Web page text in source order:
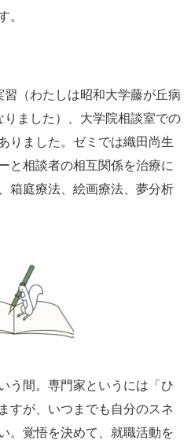
。
（わたしは昭和大学藤が丘病
ました）、大学院相談室での
りました。ゼミでは織田尚生
と相談者の相互関係を治療に
箱庭療法、絵画療法、夢分析
う間。専門家というには「ひ
すが、いつまでも自分のスネ
。覚悟を決めて、就職活動を